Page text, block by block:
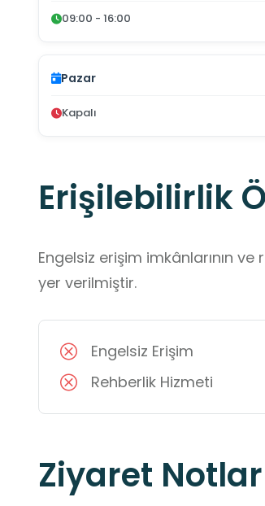
09:00 - 16:00
Pazar
Kapalı
Erişilebilirlik
Engelsiz erişim imkânlarının
yer verilmiştir.
Engelsiz Erişim
Rehberlik Hizmeti
Ziyaret